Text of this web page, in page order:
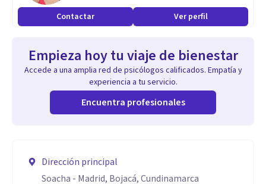
Contactar Ver perfil
Empieza hoy tu viaje de bienestar
Accede a una amplia red de psicólogos calificados. Empatía y
experiencia a tu servicio.
Encuentra profesionales
Dirección principal
Soacha - Madrid, Bojacá, Cundinamarca